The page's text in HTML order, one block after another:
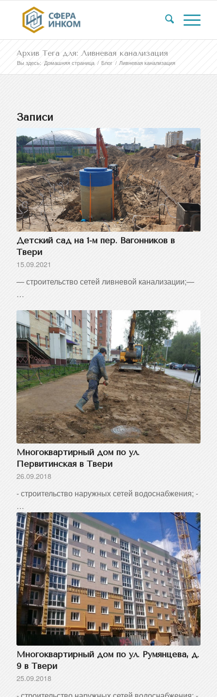
Архив Тега для: Ливневая канализация
Вы здесь: Домашняя страница / Блог / Ливневая канализация
Записи
Детский сад на 1-м пер. Вагонников в
Твери
15.09.2021
— строительство сетей ливневой канализации;—
…
Многоквартирный дом по ул.
Первитинская в Твери
26.09.2018
- строительство наружных сетей водоснабжения; -
…
Многоквартирный дом по ул. Румянцева, д.
9 в Твери
25.09.2018